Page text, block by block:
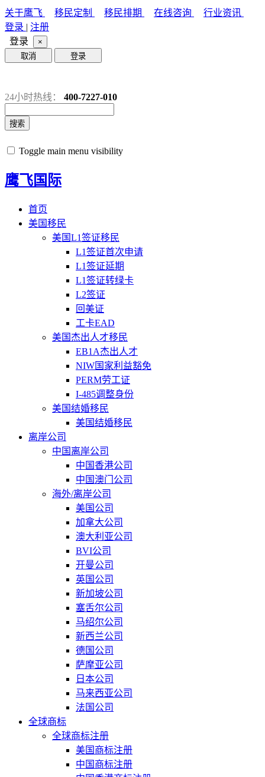
关于鹰飞 移民定制 移民排期 在线咨询
行业资讯
登录 | 注册
登录
×
取消
登录
24小时热线： 400-7227-010
搜索
Toggle main menu visibility
鹰飞国际
首页
美国移民
美国L1签证移民
L1签证首次申请
L1签证延期
L1签证转绿卡
L2签证
回美证
工卡EAD
美国杰出人才移民
EB1A杰出人才
NIW国家利益豁免
PERM劳工证
I-485调整身份
美国结婚移民
美国结婚移民
离岸公司
中国离岸公司
中国香港公司
中国澳门公司
海外/离岸公司
美国公司
加拿大公司
澳大利亚公司
BVI公司
开曼公司
英国公司
新加坡公司
塞舌尔公司
马绍尔公司
新西兰公司
德国公司
萨摩亚公司
日本公司
马来西亚公司
法国公司
全球商标
全球商标注册
美国商标注册
中国商标注册